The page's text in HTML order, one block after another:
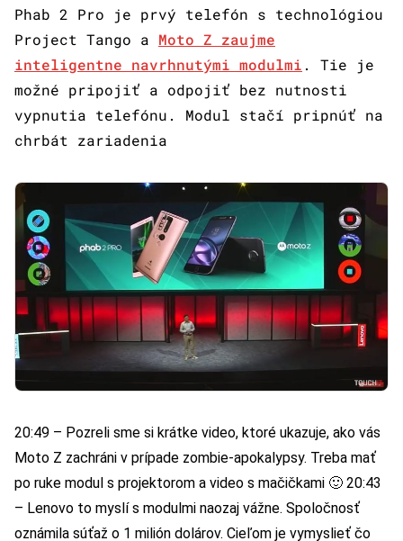
Phab 2 Pro je prvý telefón s technológiou
Project Tango a Moto Z zaujme
inteligentne navrhnutými modulmi . Tie je
možné pripojiť a odpojiť bez nutnosti
vypnutia telefónu. Modul stačí pripnúť na
chrbát zariadenia
20:49 – Pozreli sme si krátke video, ktoré ukazuje, ako vás
Moto Z zachráni v prípade zombie-apokalypsy. Treba mať
po ruke modul s projektorom a video s mačičkami 🙂 20:43
– Lenovo to myslí s modulmi naozaj vážne. Spoločnosť
oznámila súťaž o 1 milión dolárov. Cieľom je vymyslieť čo